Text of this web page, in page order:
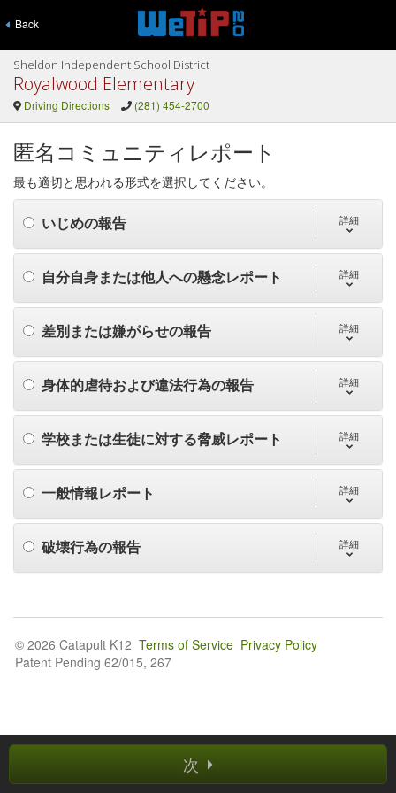
Back
Sheldon Independent School District
Royalwood Elementary
Driving Directions (281) 454-2700
匿名コミュニティレポート
最も適切と思われる形式を選択してください。
いじめの報告 詳細
自分自身または他人への懸念レポート 詳細
差別または嫌がらせの報告 詳細
身体的虐待および違法行為の報告 詳細
学校または生徒に対する脅威レポート 詳細
一般情報レポート 詳細
破壊行為の報告 詳細
次
© 2026 Catapult K12 Terms of Service Privacy Policy
Patent Pending 62/015, 267